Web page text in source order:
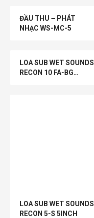
ĐẦU THU – PHÁT
NHẠC WS-MC-5
LOA SUB WET SOUNDS
RECON 10 FA-BG
LOA SUB WET SOUNDS
RECON 5-S 5INCH